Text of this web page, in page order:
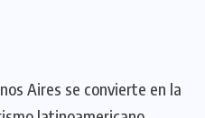
Aires se convierte en la